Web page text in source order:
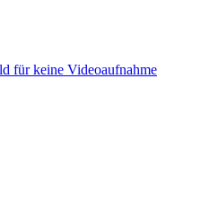
für keine Videoaufnahme